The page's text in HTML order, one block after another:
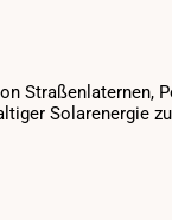
Straßenlaternen,
Solarenergie